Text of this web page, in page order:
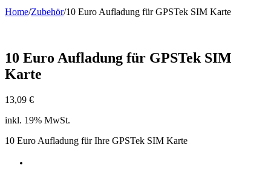
Home/Zubehör/10 Euro Aufladung für GPSTek SIM Karte
10 Euro Aufladung für GPSTek SIM
Karte
13,09 €
inkl. 19% MwSt.
10 Euro Aufladung für Ihre GPSTek SIM Karte